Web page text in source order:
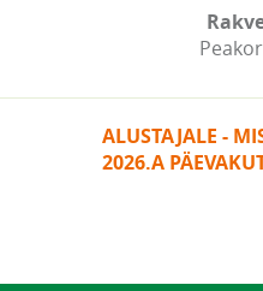
ALUSTAJALE -
2026.A